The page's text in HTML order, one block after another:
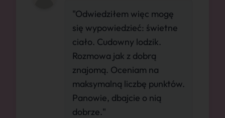
"Odwiedziłem więc mogę
się wypowiedzieć: świetne
ciało. Cudowny lodzik.
Rozmowa jak z dobrą
znajomą. Oceniam na
maksymalną liczbę punktów.
Panowie, dbajcie o nią
dobrze."